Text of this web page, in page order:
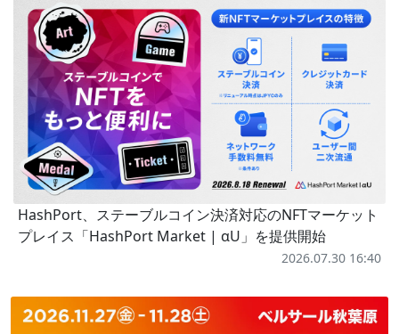
HashPort、ステーブルコイン決済対応のNFTマーケット
プレイス「HashPort Market | αU」を提供開始
2026.07.30 16:40